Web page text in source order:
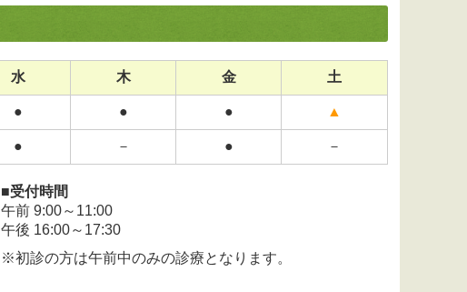
水 木 金 土
● ● ● ▲
● － ● －
■受付時間
午前 9:00～11:00
午後 16:00～17:30
※初診の方は午前中のみの診療となります。